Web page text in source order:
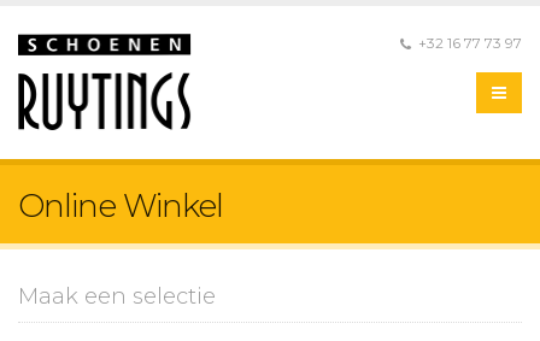
+32 16 77 73 97
Online Winkel
Maak een selectie